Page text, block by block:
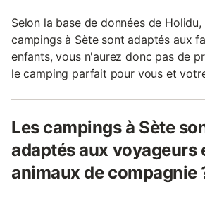
Selon la base de données de Holidu,
campings à Sète sont adaptés aux
enfants, vous n'aurez donc pas de
le camping parfait pour vous et
Les campings à Sète
adaptés aux voyageurs
animaux de compagnie